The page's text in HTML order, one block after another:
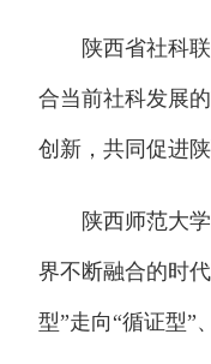
陕西省社科联
合当前社科发展
创新，共同促进
陕西师范大学“
界不断融合的时
型”走向“循证型”